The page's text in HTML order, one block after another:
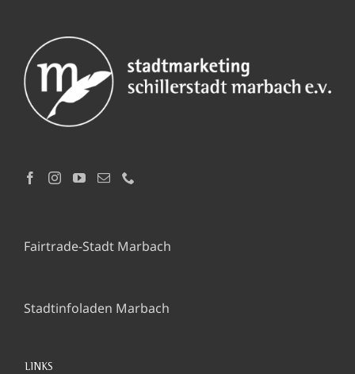
Fairtrade-Stadt Marbach
Stadtinfoladen Marbach
LINKS